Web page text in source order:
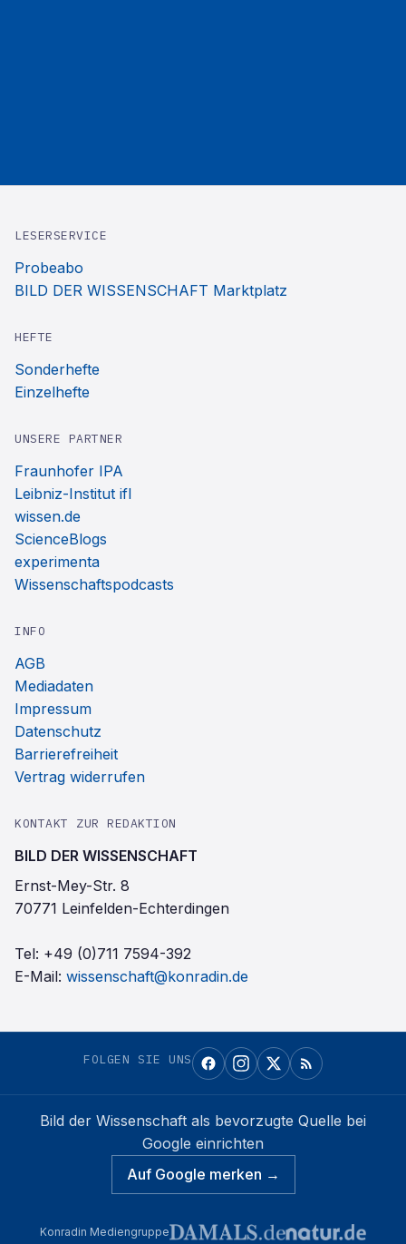
LESERSERVICE
Probeabo
BILD DER WISSENSCHAFT Marktplatz
HEFTE
Sonderhefte
Einzelhefte
UNSERE PARTNER
Fraunhofer IPA
Leibniz-Institut ifl
wissen.de
ScienceBlogs
experimenta
Wissenschaftspodcasts
INFO
AGB
Mediadaten
Impressum
Datenschutz
Barrierefreiheit
Vertrag widerrufen
KONTAKT ZUR REDAKTION
BILD DER WISSENSCHAFT
Ernst-Mey-Str. 8
70771 Leinfelden-Echterdingen
Tel: +49 (0)711 7594-392
E-Mail: wissenschaft@konradin.de
FOLGEN SIE UNS
Bild der Wissenschaft als bevorzugte Quelle bei
Google einrichten
Auf Google merken →
Konradin Mediengruppe